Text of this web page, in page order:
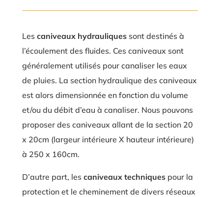
Les caniveaux hydrauliquessont destinés à
l’écoulement des fluides. Ces caniveaux sont
généralement utilisés pour canaliser les eaux
de pluies. La section hydraulique des caniveaux
est alors dimensionnée en fonction du volume
et/ou du débit d’eau à canaliser. Nous pouvons
proposer des caniveaux allant de la section 20
x 20cm (largeur intérieure X hauteur intérieure)
à 250 x 160cm.
D’autre part, les caniveaux techniquespour la
protection et le cheminement de divers réseaux